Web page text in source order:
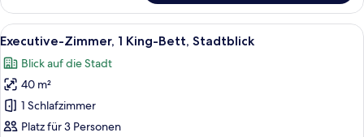
Zimmer,
1 King-
Bett,
auf
den
Jachthafen
Alle
Fotos
für
Executive-
Zimmer,
1 King-
Ein Hotelzimmer mit einem großen
7
Executive-Zimmer, 1 King-Bett, Stadtblick
Blick auf die Stadt
40 m²
1 Schlafzimmer
Platz für 3 Personen